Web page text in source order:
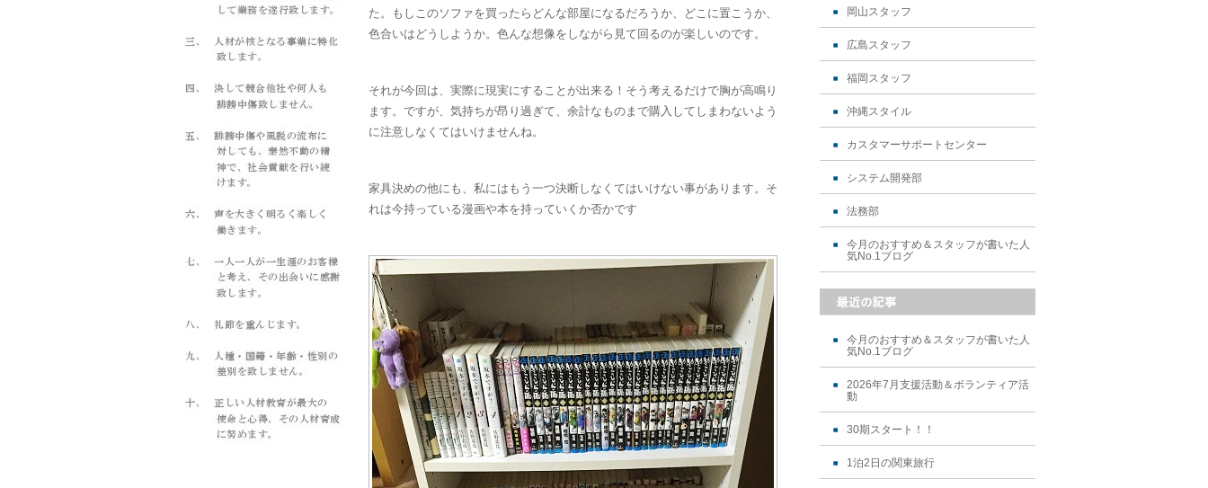
た。もしこのソファを買ったらどんな部屋になるだろうか、どこに置こうか、
色合いはどうしようか。色んな想像をしながら見て回るのが楽しいのです。
それが今回は、実際に現実にすることが出来る！そう考えるだけで胸が高鳴り
ます。ですが、気持ちが昂り過ぎて、余計なものまで購入してしまわないよう
に注意しなくてはいけませんね。
家具決めの他にも、私にはもう一つ決断しなくてはいけない事があります。そ
れは今持っている漫画や本を持っていくか否かです
岡山スタッフ
広島スタッフ
福岡スタッフ
沖縄スタイル
カスタマーサポートセンター
システム開発部
法務部
今月のおすすめ＆スタッフが書いた人
気No.1ブログ
今月のおすすめ＆スタッフが書いた人
気No.1ブログ
2026年7月支援活動＆ボランティア活
動
30期スタート！！
1泊2日の関東旅行